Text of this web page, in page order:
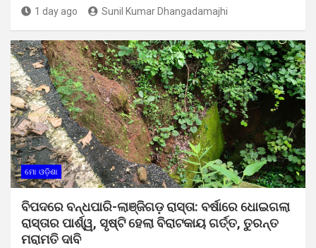
1 day ago Sunil Kumar Dhangadamajhi
ମୋ ଓଡ଼ିଶା
ବିପଦରେ ବନ୍ଧପାରି-ଲାଞ୍ଜିଗଡ଼ ରାସ୍ତା: ବର୍ଷାରେ ଧୋଇଗଲା
ରାସ୍ତାର ପାର୍ଶ୍ୱ, ସୃଷ୍ଟି ହେଲା ବିରାଟକାୟ ଗର୍ତ୍ତ, ତୁରନ୍ତ
ମରାମତି ଦାବି